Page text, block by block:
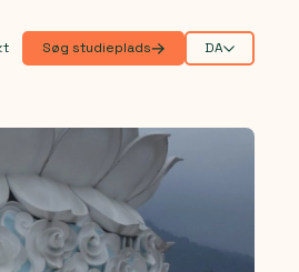
Søg studieplads DA